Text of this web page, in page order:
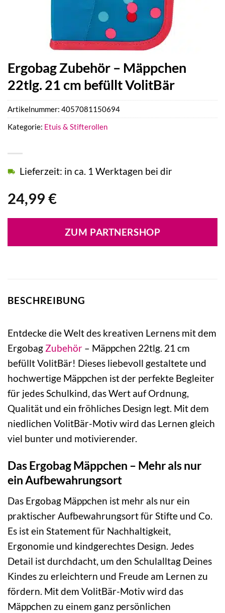
Ergobag Zubehör – Mäppchen
22tlg. 21 cm befüllt VolitBär
24,99 €
Lieferzeit: in ca. 1 Werktagen bei dir
ZUM PARTNERSHOP
Artikelnummer: 4057081150694
Kategorie: Etuis & Stifterollen
BESCHREIBUNG
Entdecke die Welt des kreativen Lernens mit dem
Ergobag Zubehör – Mäppchen 22tlg. 21 cm
befüllt VolitBär! Dieses liebevoll gestaltete und
hochwertige Mäppchen ist der perfekte Begleiter
für jedes Schulkind, das Wert auf Ordnung,
Qualität und ein fröhliches Design legt. Mit dem
niedlichen VolitBär-Motiv wird das Lernen gleich
viel bunter und motivierender.
Das Ergobag Mäppchen – Mehr als nur
ein Aufbewahrungsort
Das Ergobag Mäppchen ist mehr als nur ein
praktischer Aufbewahrungsort für Stifte und Co.
Es ist ein Statement für Nachhaltigkeit,
Ergonomie und kindgerechtes Design. Jedes
Detail ist durchdacht, um den Schulalltag Deines
Kindes zu erleichtern und Freude am Lernen zu
fördern. Mit dem VolitBär-Motiv wird das
Mäppchen zu einem ganz persönlichen